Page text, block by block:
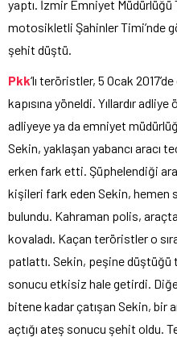
yaptı. İzmir Emniyet Müdürlüğü
motosikletli Şahinler Timi’nde
şehit düştü.
Pkk‘lı teröristler, 5 Ocak
kapısına yöneldi. Yıllardır
adliyeye ya da emniyet
Sekin, yaklaşan yabancı aracı
erken fark etti. Şüphelendiği
kişileri fark eden Sekin, hemen
bulundu. Kahraman polis,
kovaladı. Kaçan teröristler o
patlattı. Sekin, peşine
sonucu etkisiz hale getirdi.
bitene kadar çatışan Sekin, bir
açtığı ateş sonucu şehit oldu.